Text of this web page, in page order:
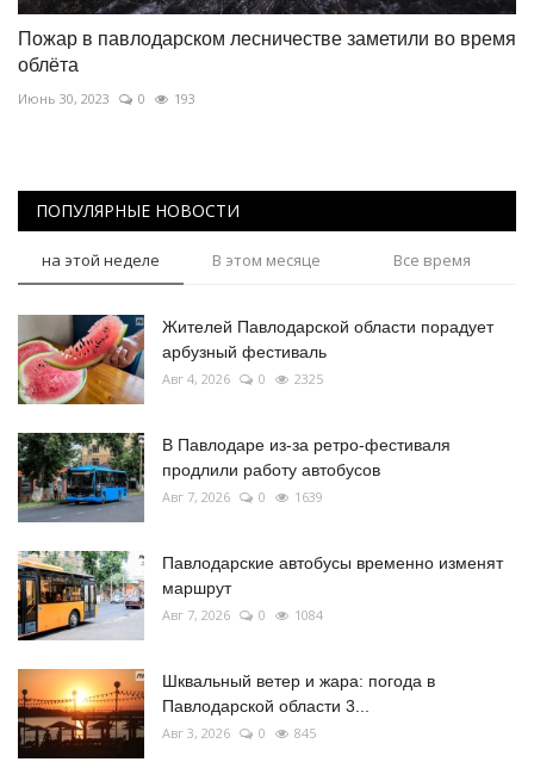
Пожар в павлодарском лесничестве заметили во время
облёта
Июнь 30, 2023 0 193
ПОПУЛЯРНЫЕ НОВОСТИ
на этой неделе В этом месяце Все время
Жителей Павлодарской области порадует
арбузный фестиваль
Авг 4, 2026 0 2325
В Павлодаре из-за ретро-фестиваля
продлили работу автобусов
Авг 7, 2026 0 1639
Павлодарские автобусы временно изменят
маршрут
Авг 7, 2026 0 1084
Шквальный ветер и жара: погода в
Павлодарской области 3...
Авг 3, 2026 0 845